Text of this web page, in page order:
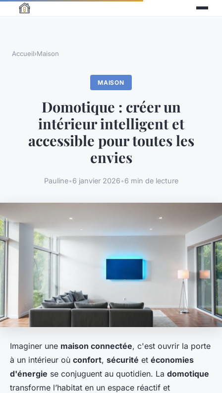
Accueil›Maison
MAISON
Domotique : créer un
intérieur intelligent et
accessible pour toutes les
envies
Pauline•6 janvier 2026•6 min de lecture
Imaginer une maison connectée, c'est ouvrir la porte
à un intérieur où confort, sécurité et économies
d'énergie se conjuguent au quotidien. La domotique
transforme l’habitat en un espace réactif et